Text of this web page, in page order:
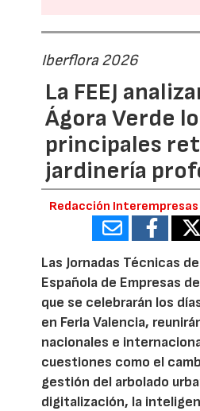
Iberflora 2026
La FEEJ
Ágora Verde
principales
jardinería
Redacción Interempresas
Las Jornadas Técnicas
Española de Empresas de
que se celebrarán los
en Feria Valencia,
nacionales e
cuestiones como el
gestión del arbolado
digitalización, la